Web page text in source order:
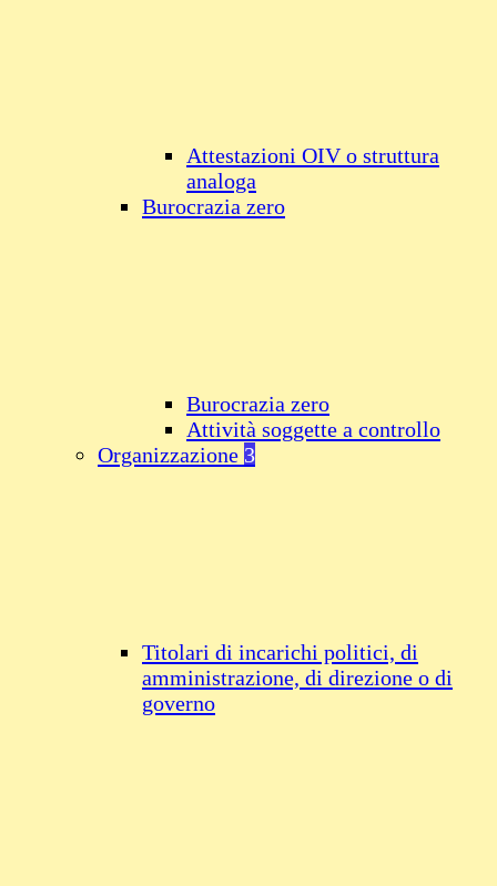
Attestazioni OIV o struttura
analoga
Burocrazia zero
Burocrazia zero
Attività soggette a controllo
Organizzazione 3
Titolari di incarichi politici, di
amministrazione, di direzione o di
governo